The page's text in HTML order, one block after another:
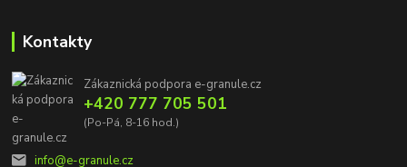
Kontakty
Zákaznická podpora e-granule.cz
+420 777 705 501
(Po-Pá, 8-16 hod.)
info@e-granule.cz